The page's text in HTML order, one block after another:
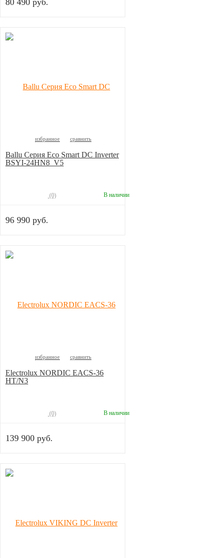
80 490 руб.
избранное сравнить
Ballu Серия Eco Smart DC Inverter
BSYI-24HN8_V5
(0) В наличии
96 990 руб.
избранное сравнить
Electrolux NORDIC EACS-36
HT/N3
(0) В наличии
139 900 руб.